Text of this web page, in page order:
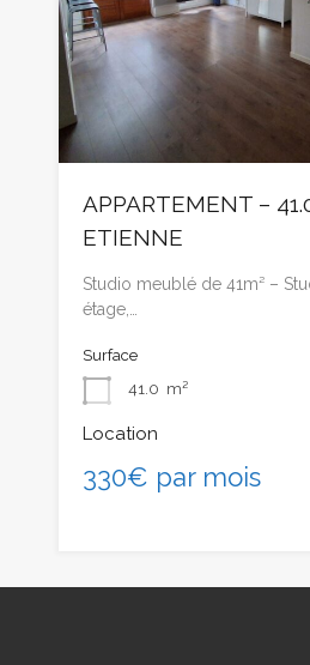
APPARTEMENT –
ETIENNE
Studio meublé de 41m² –
étage,…
Surface
41.0 m²
Location
330€ par mois